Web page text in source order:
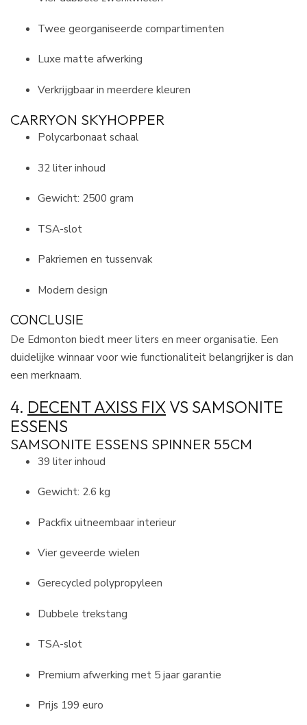
Twee georganiseerde compartimenten
Luxe matte afwerking
Verkrijgbaar in meerdere kleuren
CARRYON SKYHOPPER
Polycarbonaat schaal
32 liter inhoud
Gewicht: 2500 gram
TSA-slot
Pakriemen en tussenvak
Modern design
CONCLUSIE
De Edmonton biedt meer liters en meer organisatie. Een
duidelijke winnaar voor wie functionaliteit belangrijker is dan
een merknaam.
4. DECENT AXISS FIX VS SAMSONITE
ESSENS
SAMSONITE ESSENS SPINNER 55CM
39 liter inhoud
Gewicht: 2.6 kg
Packfix uitneembaar interieur
Vier geveerde wielen
Gerecycled polypropyleen
Dubbele trekstang
TSA-slot
Premium afwerking met 5 jaar garantie
Prijs 199 euro